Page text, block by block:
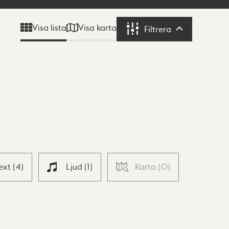
Visa lista Visa karta Filtrera Filtrera
(4) Ljud (1) Karta (0)